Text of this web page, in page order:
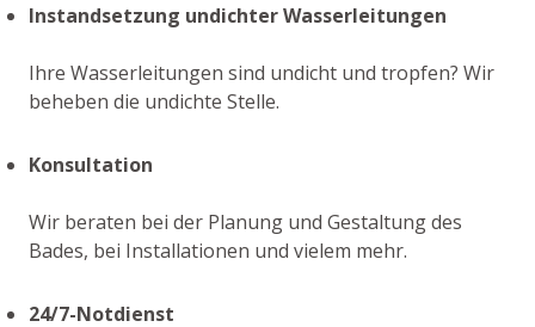
Instandsetzung undichter Wasserleitungen
Ihre Wasserleitungen sind undicht und tropfen? Wir
beheben die undichte Stelle.
Konsultation
Wir beraten bei der Planung und Gestaltung des
Bades, bei Installationen und vielem mehr.
24/7-Notdienst